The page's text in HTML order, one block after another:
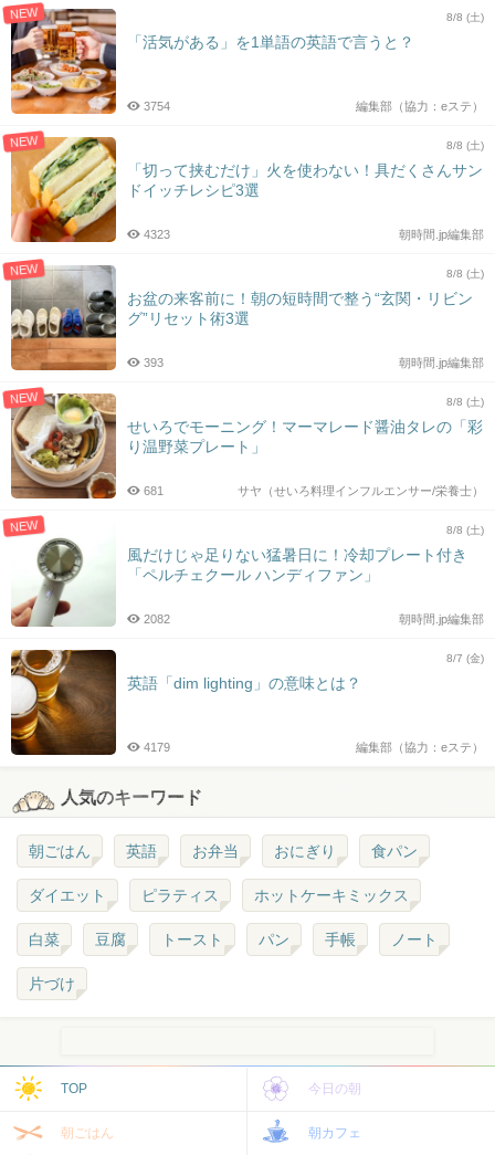
NEW 8/8 (土)
「活気がある」を1単語の英語で言うと？
編集部（協力：eステ）
3754
NEW 8/8 (土)
「切って挟むだけ」火を使わない！具だくさんサン
ドイッチレシピ3選
朝時間.jp編集部
4323
NEW 8/8 (土)
お盆の来客前に！朝の短時間で整う“玄関・リビン
グ”リセット術3選
朝時間.jp編集部
393
NEW 8/8 (土)
せいろでモーニング！マーマレード醤油タレの「彩
り温野菜プレート」
サヤ（せいろ料理インフルエンサー/栄養士）
681
NEW 8/8 (土)
風だけじゃ足りない猛暑日に！冷却プレート付き
「ペルチェクール ハンディファン」
朝時間.jp編集部
2082
8/7 (金)
英語「dim lighting」の意味とは？
編集部（協力：eステ）
4179
人気のキーワード
朝ごはん 英語 お弁当 おにぎり 食パン
ダイエット ピラティス ホットケーキミックス
白菜 豆腐 トースト パン 手帳 ノート
片づけ
TOP 今日の朝
朝ごはん 朝カフェ